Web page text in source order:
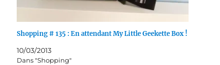
Shopping # 135 : En attendant My Little Geekette Box !
10/03/2013
Dans "Shopping"